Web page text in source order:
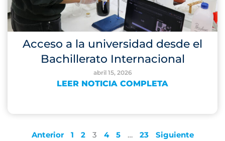
Acceso a la universidad desde el
Bachillerato Internacional
abril 15, 2026
LEER NOTICIA COMPLETA
Anterior 1 2 3 4 5 … 23 Siguiente